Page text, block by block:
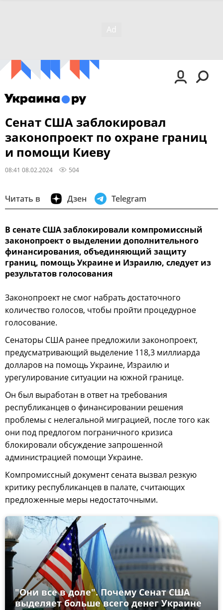
Сенат США заблокировал
законопроект по охране границ
и помощи Киеву
08:41 08.02.2024 504
Читать в Дзен Telegram
В сенате США заблокировали компромиссный
законопроект о выделении дополнительного
финансирования, объединяющий защиту
границ, помощь Украине и Израилю, следует из
результатов голосования
Законопроект не смог набрать достаточного
количество голосов, чтобы пройти процедурное
голосование.
Сенаторы США ранее предложили законопроект,
предусматривающий выделение 118,3 миллиарда
долларов на помощь Украине, Израилю и
урегулирование ситуации на южной границе.
Он был выработан в ответ на требования
республиканцев о финансировании решения
проблемы с нелегальной миграцией, после того как
они под предлогом пограничного кризиса
блокировали обсуждение запрошенной
администрацией помощи Украине.
Компромиссный документ сената вызвал резкую
критику республиканцев в палате, считающих
предложенные меры недостаточными.
"Они все в доле". Почему Сенат США
выделяет больше всего денег Украине